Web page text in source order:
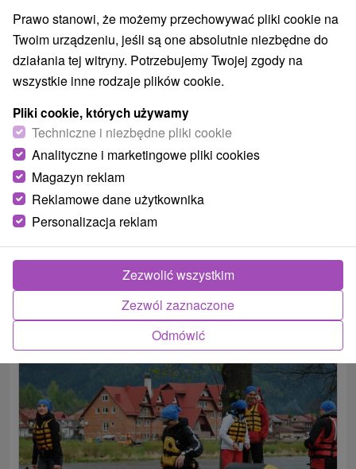
Amfiteatry i kina w przyrodzie
Túry a turistické chodníky (52) Tarcze
Jaskinie (13) Tory bobslejowe Kolejki linowe
Atrakcje z adrenaliną (19) Atrakcje turystyczne
Muzea i galerie
Ogrody zoologiczne i fermy zwierząt
Ogrody botaniczne(3) Escaperoom(7)
Jeziora, jeziora, zbiorniki wodne(38)
Atrakcje dla dzieci(60)
Pomniki(3) Wodospady(14) Kościoły drewniane
Aquaparki, baseny (12) Planetarium i obserwatorium
(2)
Prawo stanowi, że możemy przechowywać pliki cookie na
Twoim urządzeniu, jeśli są one absolutnie niezbędne do
działania tej witryny. Potrzebujemy Twojej zgody na
wszystkie inne rodzaje plików cookie.
Pliki cookie, których używamy
Techniczne i niezbędne pliki cookie
Analityczne i marketingowe pliki cookies
Magazyn reklam
Reklamowe dane użytkownika
Personalizacja reklam
Odmówić
Zezwól zaznaczone
Zezwolić wszystkim